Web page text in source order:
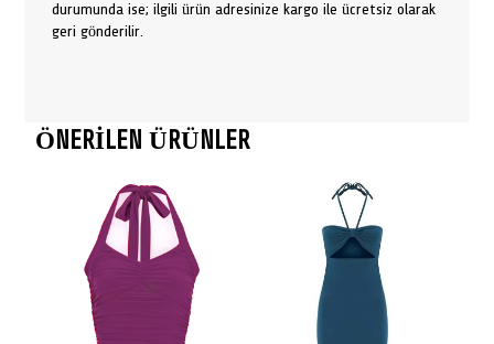
durumunda ise; ilgili ürün adresinize kargo ile ücretsiz olarak
geri gönderilir.
ÖNERİLEN ÜRÜNLER